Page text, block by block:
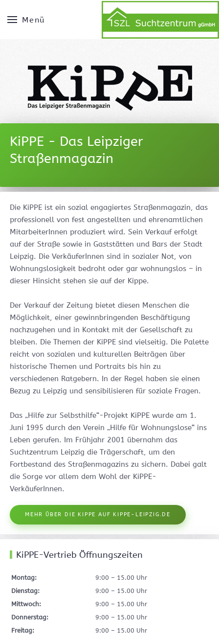
Menü
KiPPE - Das Leipziger
Straßenmagazin
Die KiPPE ist ein sozial engagiertes Straßenmagazin, das
professionell von fest angestellten und ehrenamtlichen
MitarbeiterInnen produziert wird. Sein Verkauf erfolgt
auf der Straße sowie in Gaststätten und Bars der Stadt
Leipzig. Die VerkäuferInnen sind in sozialer Not, von
Wohnungslosigkeit bedroht oder gar wohnungslos – in
dieser Hinsicht stehen sie auf der Kippe.
Der Verkauf der Zeitung bietet diesen Menschen die
Möglichkeit, einer gewinnbringenden Beschäftigung
nachzugehen und in Kontakt mit der Gesellschaft zu
bleiben. Die Themen der KiPPE sind vielseitig. Die Palette
reicht von sozialen und kulturellen Beiträgen über
historische Themen und Portraits bis hin zu
verschiedenen Ratgebern. In der Regel haben sie einen
Bezug zu Leipzig und sensibilisieren für soziale Fragen.
Das „Hilfe zur Selbsthilfe“-Projekt KiPPE wurde am 1.
Juni 1995 durch den Verein „Hilfe für Wohnungslose“ ins
Leben gerufen. Im Frühjahr 2001 übernahm das
Suchtzentrum Leipzig die Trägerschaft, um den
Fortbestand des Straßenmagazins zu sichern. Dabei galt
die Sorge vor allem dem Wohl der KiPPE-
VerkäuferInnen.
MEHR ÜBER DIE KIPPE AUF KIPPE-LEIPZIG.DE
KiPPE-Vertrieb Öffnungszeiten
Montag:
9:00 – 15.00 Uhr
Dienstag:
9:00 – 15.00 Uhr
Mittwoch:
9:00 – 15.00 Uhr
Donnerstag:
9:00 – 15.00 Uhr
Freitag:
9:00 – 15.00 Uhr